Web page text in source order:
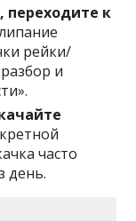
переходите к
рейки/
и
часто
день.